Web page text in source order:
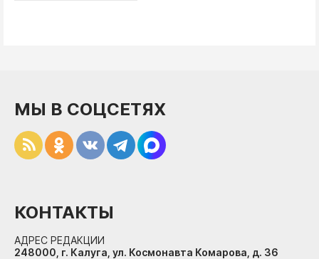
МЫ В СОЦСЕТЯХ
КОНТАКТЫ
АДРЕС РЕДАКЦИИ
248000, г. Калуга, ул. Космонавта Комарова, д. 36